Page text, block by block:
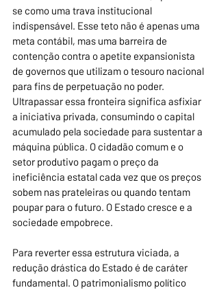
se como uma trava institucional
indispensável. Esse teto não é apenas uma
meta contábil, mas uma barreira de
contenção contra o apetite expansionista
de governos que utilizam o tesouro nacional
para fins de perpetuação no poder.
Ultrapassar essa fronteira significa asfixiar
a iniciativa privada, consumindo o capital
acumulado pela sociedade para sustentar a
máquina pública. O cidadão comum e o
setor produtivo pagam o preço da
ineficiência estatal cada vez que os preços
sobem nas prateleiras ou quando tentam
poupar para o futuro. O Estado cresce e a
sociedade empobrece.
Para reverter essa estrutura viciada, a
redução drástica do Estado é de caráter
fundamental. O patrimonialismo político